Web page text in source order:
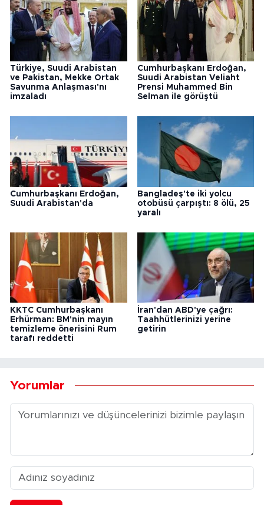
Türkiye, Suudi Arabistan
ve Pakistan, Mekke Ortak
Savunma Anlaşması'nı
imzaladı
Cumhurbaşkanı Erdoğan,
Suudi Arabistan Veliaht
Prensi Muhammed Bin
Selman ile görüştü
Cumhurbaşkanı Erdoğan,
Suudi Arabistan'da
Bangladeş'te iki yolcu
otobüsü çarpıştı: 8 ölü, 25
yaralı
KKTC Cumhurbaşkanı
Erhürman: BM'nin mayın
temizleme önerisini Rum
tarafı reddetti
İran'dan ABD'ye çağrı:
Taahhütlerinizi yerine
getirin
Yorumlar